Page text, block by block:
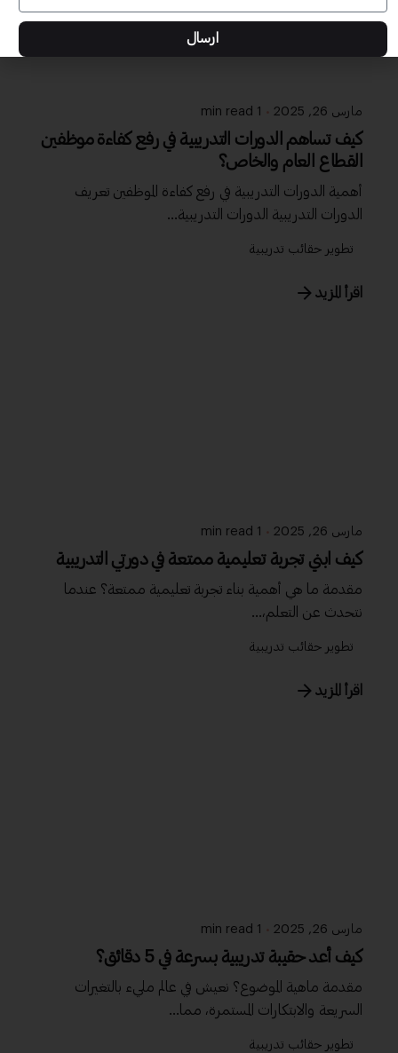
مارس 26, 2025 1 min read
كيف تساهم الدورات التدريبية في رفع كفاءة موظفين
القطاع العام والخاص؟
أهمية الدورات التدريبية في رفع كفاءة الموظفين تعريف
الدورات التدريبية الدورات التدريبية...
تطوير حقائب تدريبية
اقرأ المزيد
مارس 26, 2025 1 min read
كيف ابني تجربة تعليمية ممتعة في دورتي التدريبية
مقدمة ما هي أهمية بناء تجربة تعليمية ممتعة؟ عندما
نتحدث عن التعلم،...
تطوير حقائب تدريبية
اقرأ المزيد
مارس 26, 2025 1 min read
كيف أعد حقيبة تدريبية بسرعة في 5 دقائق؟
مقدمة ماهية الموضوع؟ نعيش في عالم مليء بالتغيرات
السريعة والابتكارات المستمرة، مما...
تطوير حقائب تدريبية
ارسال